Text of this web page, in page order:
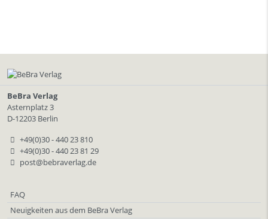
BeBra Verlag
Asternplatz 3
D-12203 Berlin
+49(0)30 - 440 23 810
+49(0)30 - 440 23 81 29
post@bebraverlag.de
FAQ
Neuigkeiten aus dem BeBra Verlag